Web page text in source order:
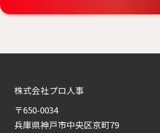
株式会社プロ人事
〒650-0034
兵庫県神戸市中央区京町79